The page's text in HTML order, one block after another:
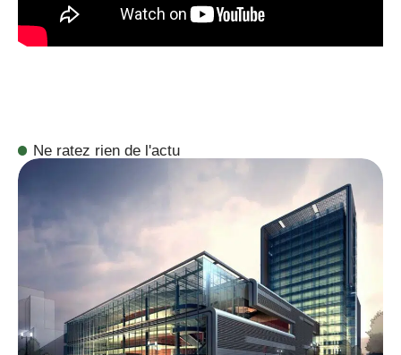
Ne ratez rien de l'actu